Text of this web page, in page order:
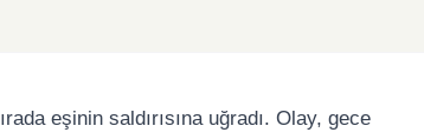
eşinin saldırısına uğradı. Olay, gece